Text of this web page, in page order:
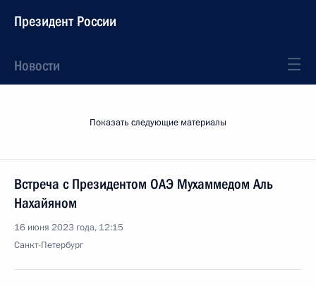
Президент России
Новости
Показать следующие материалы
Встреча с Президентом ОАЭ Мухаммедом Аль
Нахайяном
16 июня 2023 года, 12:15
Санкт-Петербург